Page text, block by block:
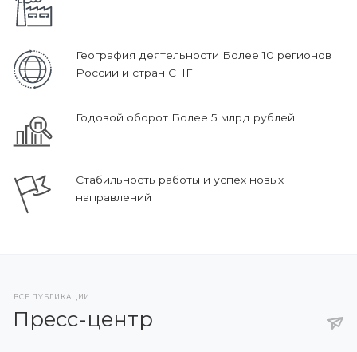
География деятельности Более 10 регионов
России и стран СНГ
Годовой оборот Более 5 млрд рублей
Стабильность работы и успех новых
направлений
ВСЕ ПУБЛИКАЦИИ
Пресс-центр